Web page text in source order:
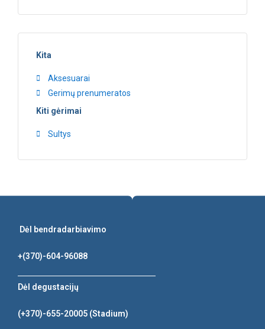
Kita
Aksesuarai
Gerimų prenumeratos
Kiti gėrimai
Sultys
Dėl bendradarbiavimo
+(370)-604-96088
Dėl degustacijų
(+370)-655-20005 (Stadium)